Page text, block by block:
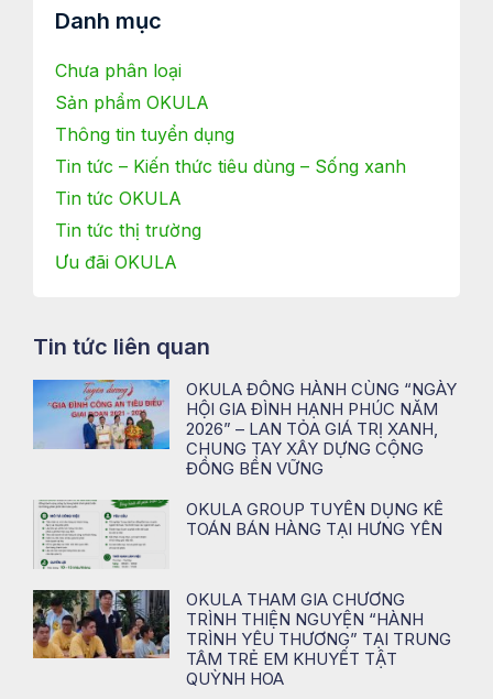
Danh mục
Chưa phân loại
Sản phẩm OKULA
Thông tin tuyển dụng
Tin tức – Kiến thức tiêu dùng – Sống xanh
Tin tức OKULA
Tin tức thị trường
Ưu đãi OKULA
Tin tức liên quan
OKULA ĐỒNG HÀNH CÙNG “NGÀY
HỘI GIA ĐÌNH HẠNH PHÚC NĂM
2026” – LAN TỎA GIÁ TRỊ XANH,
CHUNG TAY XÂY DỰNG CỘNG
ĐỒNG BỀN VỮNG
OKULA GROUP TUYỂN DỤNG KẾ
TOÁN BÁN HÀNG TẠI HƯNG YÊN
OKULA THAM GIA CHƯƠNG
TRÌNH THIỆN NGUYỆN “HÀNH
TRÌNH YÊU THƯƠNG” TẠI TRUNG
TÂM TRẺ EM KHUYẾT TẬT
QUỲNH HOA